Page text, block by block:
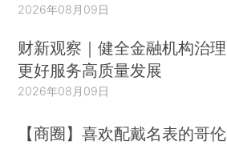
2026年08月09日
财新观察｜健全金融机构治理
更好服务高质量发展
2026年08月09日
【商圈】喜欢配戴名表的哥伦